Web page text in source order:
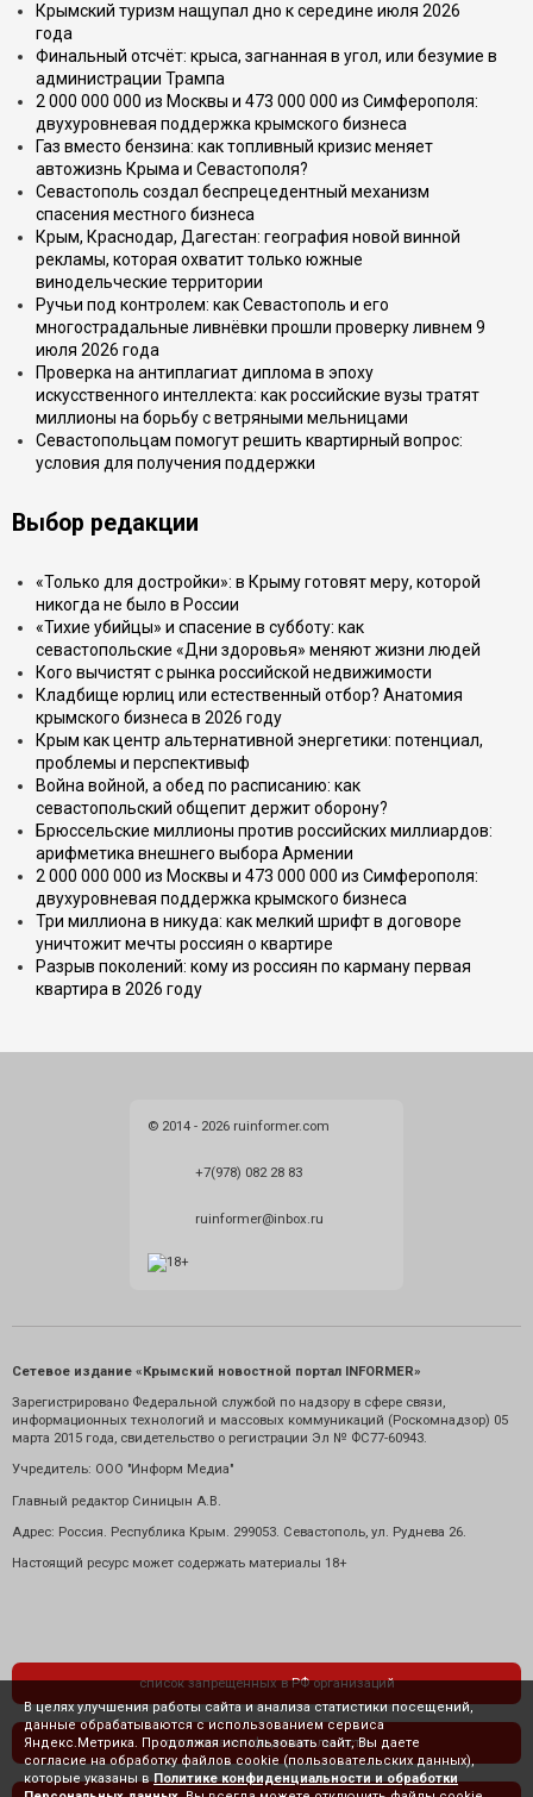
Крымский туризм нащупал дно к середине июля 2026
года
Финальный отсчёт: крыса, загнанная в угол, или безумие в
администрации Трампа
2 000 000 000 из Москвы и 473 000 000 из Симферополя:
двухуровневая поддержка крымского бизнеса
Газ вместо бензина: как топливный кризис меняет
автожизнь Крыма и Севастополя?
Севастополь создал беспрецедентный механизм
спасения местного бизнеса
Крым, Краснодар, Дагестан: география новой винной
рекламы, которая охватит только южные
винодельческие территории
Ручьи под контролем: как Севастополь и его
многострадальные ливнёвки прошли проверку ливнем 9
июля 2026 года
Проверка на антиплагиат диплома в эпоху
искусственного интеллекта: как российские вузы тратят
миллионы на борьбу с ветряными мельницами
Севастопольцам помогут решить квартирный вопрос:
условия для получения поддержки
Выбор редакции
«Только для достройки»: в Крыму готовят меру, которой
никогда не было в России
«Тихие убийцы» и спасение в субботу: как
севастопольские «Дни здоровья» меняют жизни людей
Кого вычистят с рынка российской недвижимости
Кладбище юрлиц или естественный отбор? Анатомия
крымского бизнеса в 2026 году
Крым как центр альтернативной энергетики: потенциал,
проблемы и перспективыф
Война войной, а обед по расписанию: как
севастопольский общепит держит оборону?
Брюссельские миллионы против российских миллиардов:
арифметика внешнего выбора Армении
2 000 000 000 из Москвы и 473 000 000 из Симферополя:
двухуровневая поддержка крымского бизнеса
Три миллиона в никуда: как мелкий шрифт в договоре
уничтожит мечты россиян о квартире
Разрыв поколений: кому из россиян по карману первая
квартира в 2026 году
© 2014 - 2026 ruinformer.com
+7(978) 082 28 83
ruinformer@inbox.ru
Сетевое издание «Крымский новостной портал INFORMER»
Зарегистрировано Федеральной службой по надзору в сфере связи,
информационных технологий и массовых коммуникаций (Роскомнадзор) 05
марта 2015 года, свидетельство о регистрации Эл № ФС77-60943.
Учредитель: ООО "Информ Медиа"
Главный редактор Синицын А.В.
Адрес: Россия. Республика Крым. 299053. Севастополь, ул. Руднева 26.
Настоящий ресурс может содержать материалы 18+
список запрещенных в РФ организаций
политика конфиденциальности
В целях улучшения работы сайта и анализа статистики посещений,
данные обрабатываются с использованием сервиса
Яндекс.Метрика. Продолжая использовать сайт, Вы даете
согласие на обработку файлов cookie (пользовательских данных),
которые указаны в Политике конфиденциальности и обработки